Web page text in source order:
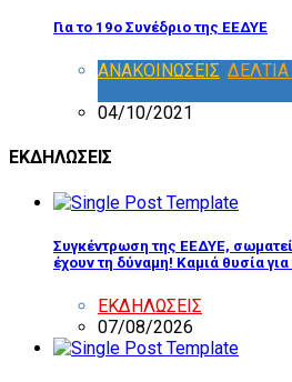
Για το 19ο Συνέδριο της ΕΕΔΥΕ
ΑΝΑΚΟΙΝΩΣΕΙΣ
04/10/2021
ΕΚΔΗΛΩΣΕΙΣ
Συγκέντρωση της ΕΕΔΥΕ,
έχουν τη δύναμη! Καμιά θυσία
ΕΚΔΗΛΩΣΕΙΣ
07/08/2026